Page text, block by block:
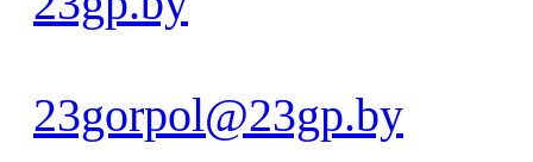
23gorpol@23gp.by